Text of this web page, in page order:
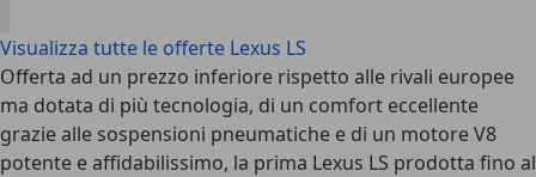
Visualizza tutte le offerte Lexus LS
Offerta ad un prezzo inferiore rispetto alle rivali europee
ma dotata di più tecnologia, di un comfort eccellente
grazie alle sospensioni pneumatiche e di un motore V8
potente e affidabilissimo, la prima Lexus LS prodotta fino al